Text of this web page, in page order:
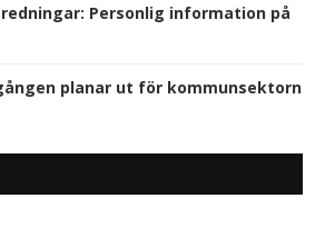
Personlig information på
planar ut för kommunsektorn